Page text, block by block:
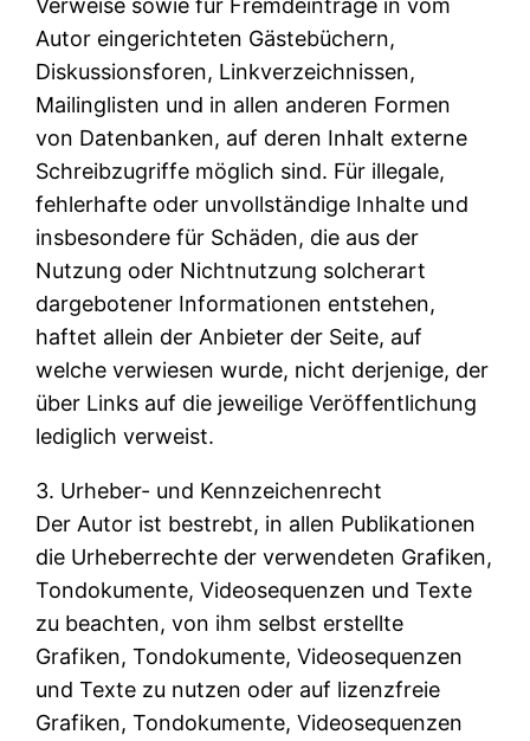
Autor eingerichteten Gästebüchern,
Diskussionsforen, Linkverzeichnissen,
Mailinglisten und in allen anderen Formen
von Datenbanken, auf deren Inhalt externe
Schreibzugriffe möglich sind. Für illegale,
fehlerhafte oder unvollständige Inhalte und
insbesondere für Schäden, die aus der
Nutzung oder Nichtnutzung solcherart
dargebotener Informationen entstehen,
haftet allein der Anbieter der Seite, auf
welche verwiesen wurde, nicht derjenige, der
über Links auf die jeweilige Veröffentlichung
lediglich verweist.
3. Urheber- und Kennzeichenrecht
Der Autor ist bestrebt, in allen Publikationen
die Urheberrechte der verwendeten Grafiken,
Tondokumente, Videosequenzen und Texte
zu beachten, von ihm selbst erstellte
Grafiken, Tondokumente, Videosequenzen
und Texte zu nutzen oder auf lizenzfreie
Grafiken, Tondokumente, Videosequenzen